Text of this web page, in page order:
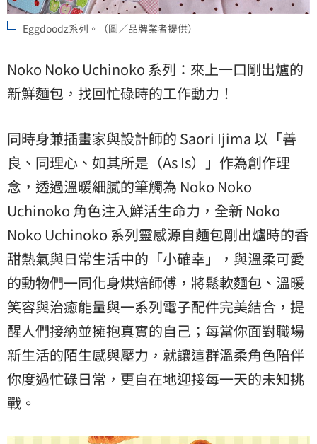
Eggdoodz系列。（圖／品牌業者提供）
Noko Noko Uchinoko 系列：來上一口剛出爐的
新鮮麵包，找回忙碌時的工作動力！
同時身兼插畫家與設計師的 Saori Ijima 以「善
良、同理心、如其所是（As Is）」作為創作理
念，透過溫暖細膩的筆觸為 Noko Noko
Uchinoko 角色注入鮮活生命力，全新 Noko
Noko Uchinoko 系列靈感源自麵包剛出爐時的香
甜熱氣與日常生活中的「小確幸」，與溫柔可愛
的動物們一同化身烘焙師傅，將鬆軟麵包、溫暖
笑容與治癒能量與一系列電子配件完美結合，提
醒人們接納並擁抱真實的自己；每當你面對職場
新生活的陌生感與壓力，就讓這群溫柔角色陪伴
你度過忙碌日常，更自在地迎接每一天的未知挑
戰。